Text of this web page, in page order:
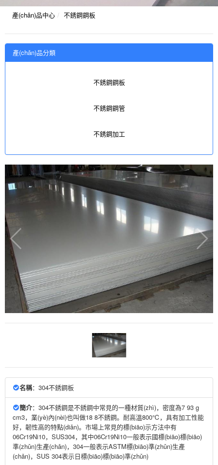
產(chǎn)品中心 不銹鋼鋼板
產(chǎn)品分類
不銹鋼鋼板
不銹鋼鋼管
不銹鋼加工
不銹鋼卡壓管件
不銹鋼型材
不銹鋼路樁
名稱：304不銹鋼板
簡介：304不銹鋼是不銹鋼中常見的一種材質(zhì)，密度為7 93 g
cm3，業(yè)內(nèi)也叫做18 8不銹鋼。耐高溫800℃，具有加工性能
好，韌性高的特點(diǎn)。市場上常見的標(biāo)示方法中有
06Cr19Ni10，SUS304，其中06Cr19Ni10一般表示國標(biāo)標(biāo)
準(zhǔn)生產(chǎn)，304一般表示ASTM標(biāo)準(zhǔn)生產
(chǎn)，SUS 304表示日標(biāo)標(biāo)準(zhǔn)